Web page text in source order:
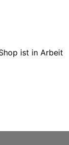
ist in Arbeit